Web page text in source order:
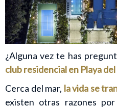
¿Alguna vez te has
club residencial en Playa
Cerca del mar, la vida se
existen otras razones